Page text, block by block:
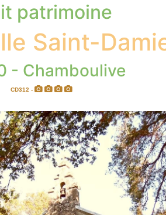
patrimoine
Saint-
- Chamboulive
CD312 -